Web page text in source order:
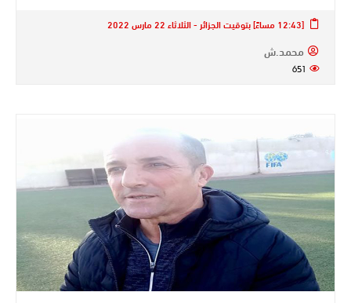
[12:43 مساءً] بتوقيت الجزائر - الثلاثاء 22 مارس 2022
محمد.ش
651